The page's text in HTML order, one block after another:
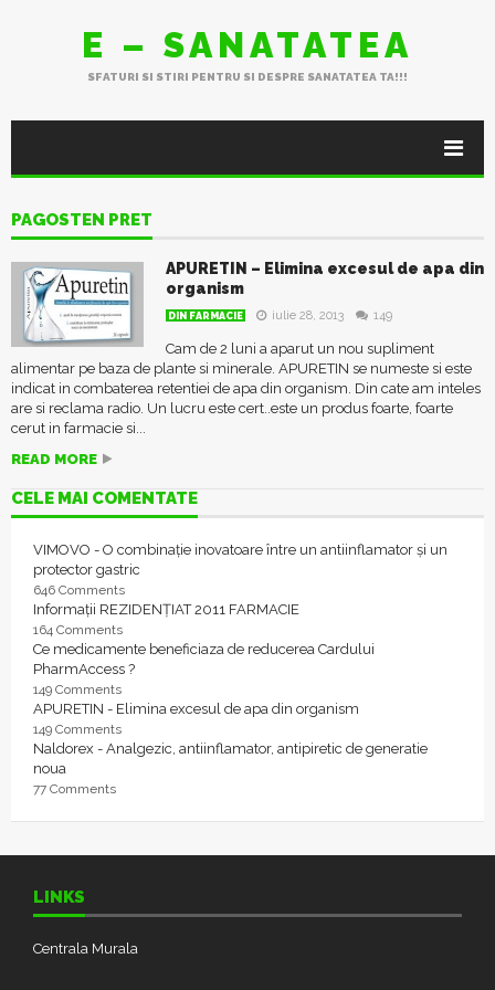
E – SANATATEA
SFATURI SI STIRI PENTRU SI DESPRE SANATATEA TA!!!
PAGOSTEN PRET
APURETIN – Elimina excesul de apa din
organism
DIN FARMACIE iulie 28, 2013 149
Cam de 2 luni a aparut un nou supliment
alimentar pe baza de plante si minerale. APURETIN se numeste si este
indicat in combaterea retentiei de apa din organism. Din cate am inteles
are si reclama radio. Un lucru este cert..este un produs foarte, foarte
cerut in farmacie si...
READ MORE
CELE MAI COMENTATE
VIMOVO - O combinație inovatoare între un antiinflamator și un
protector gastric
646 Comments
Informații REZIDENȚIAT 2011 FARMACIE
164 Comments
Ce medicamente beneficiaza de reducerea Cardului
PharmAccess ?
149 Comments
APURETIN - Elimina excesul de apa din organism
149 Comments
Naldorex - Analgezic, antiinflamator, antipiretic de generatie
noua
77 Comments
LINKS
Centrala Murala